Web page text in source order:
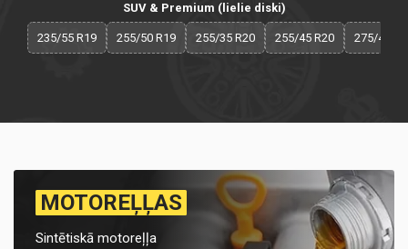
SUV & Premium (lielie diski)
235/55 R19 255/50 R19 255/35 R20 255/45 R20 275/40
MOTOREĻĻAS
Sintētiskā motoreļļa